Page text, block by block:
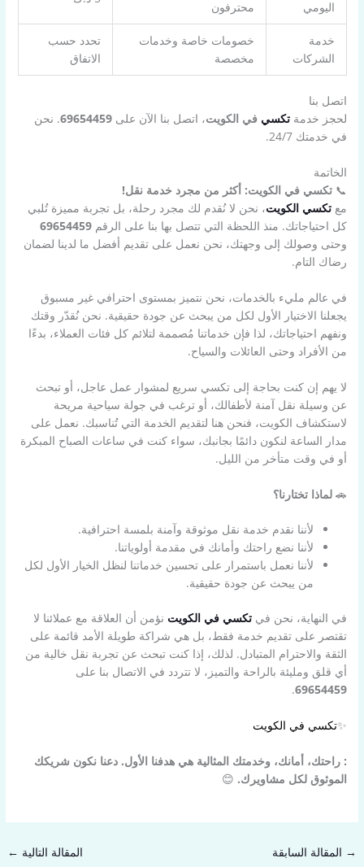
اليومي
محترفون
خدمة
الشركات
خصومات خاصة وخدمات
مخصصة
تحدد حسب
الاتفاق
اتصل بنا
لحجز خدمةتكسي في الكويت، اتصل بنا الآن على69654459. نحن
في خدمتك 24/7.
الخاتمة
📞تكسي في الكويت: أكثر من مجرد خدمة نقل!
معتكسي الكويت، نحن لا نُقدم لك مجرد رحلة، بل تجربة مميزة تُلبي
كل احتياجاتك. منذ اللحظة التي تتصل بها بنا على الرقم69654459
وحتى وصولك إلى وجهتك، نحن نعمل على تقديم أفضل ما لدينا لضمان
رضاك التام.
في عالم مليء بالخدمات، نحن نتميز بمستوى احترافي غير مسبوق
يجعلنا الاختيار الأول لكل من يبحث عن جودة حقيقية. نحن نُقدّر وقتك
ونفهم احتياجاتك، لذا فإن خدماتنا مُصممة لتلائم كل فئات العملاء، بدءًا
من الأفراد وحتى العائلات والسياح.
لا يهم إن كنت بحاجة إلى تكسي سريع لمشوار عمل عاجل، أو تبحث
عن وسيلة نقل آمنة لأطفالك، أو ترغب في جولة سياحية مريحة
لاستكشاف الكويت، فنحن هنا لتقديم الخدمة التي تُناسبك. نعمل على
مدار الساعة لنكون دائمًا بجانبك، سواء كنت في ساعات الصباح المبكرة
أو في وقت متأخر من الليل.
🚗لماذا تختارنا؟
لأننا نقدم خدمة نقل موثوقة وآمنة بلمسة احترافية.
لأننا نضع راحتك وأمانك في مقدمة أولوياتنا.
لأننا نعمل باستمرار على تحسين خدماتنا لنظل الخيار الأول لكل
من يبحث عن جودة حقيقية.
في النهاية، نحن فيتكسي في الكويت نؤمن أن العلاقة مع عملائنا لا
تقتصر على تقديم خدمة فقط، بل هي شراكة طويلة الأمد قائمة على
الثقة والاحترام المتبادل. لذلك، إذا كنت تبحث عن تجربة نقل خالية من
أي قلق ومليئة بالراحة والتميز، لا تتردد في الاتصال بنا على
69654459
.
✨تكسي في الكويت
: راحتك، أمانك، وخدمتك المثالية هي هدفنا الأول. دعنا نكون شريكك
الموثوق لكل مشاويرك. 😊
→ المقالة السابقة المقالة التالية ←